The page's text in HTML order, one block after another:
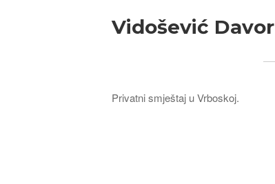
Vidošević Davor
Privatni smještaj u Vrboskoj.